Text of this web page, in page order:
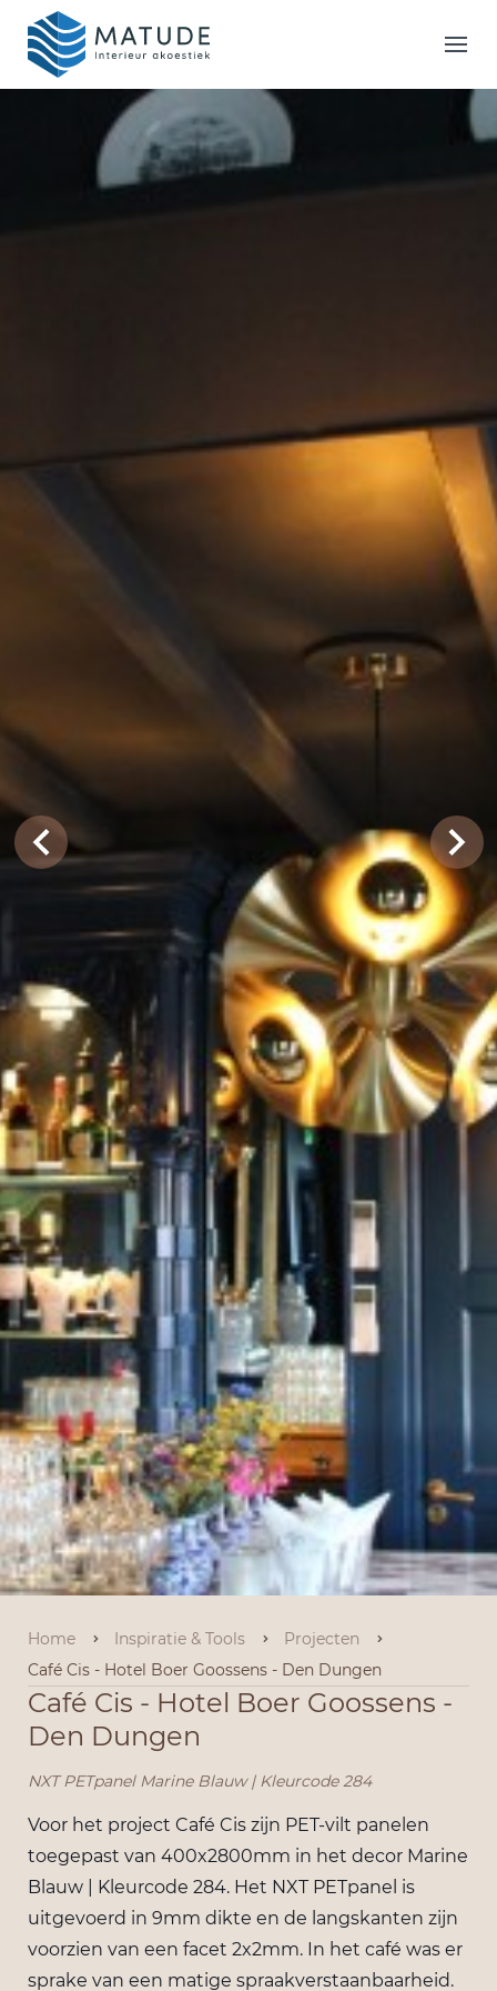
Home
Merken
Inspiratie & Tools
Home Inspiratie & Tools
Projecten
Café Cis - Hotel Boer Goossens - Den Dungen
Café Cis - Hotel Boer Goossens -
Den Dungen
NXT PETpanel Marine Blauw | Kleurcode 284
Voor het project Café Cis zijn PET-vilt panelen
toegepast van 400x2800mm in het decor Marine
Blauw | Kleurcode 284. Het NXT PETpanel is
uitgevoerd in 9mm dikte en de langskanten zijn
voorzien van een facet 2x2mm. In het café was er
sprake van een matige spraakverstaanbaarheid.